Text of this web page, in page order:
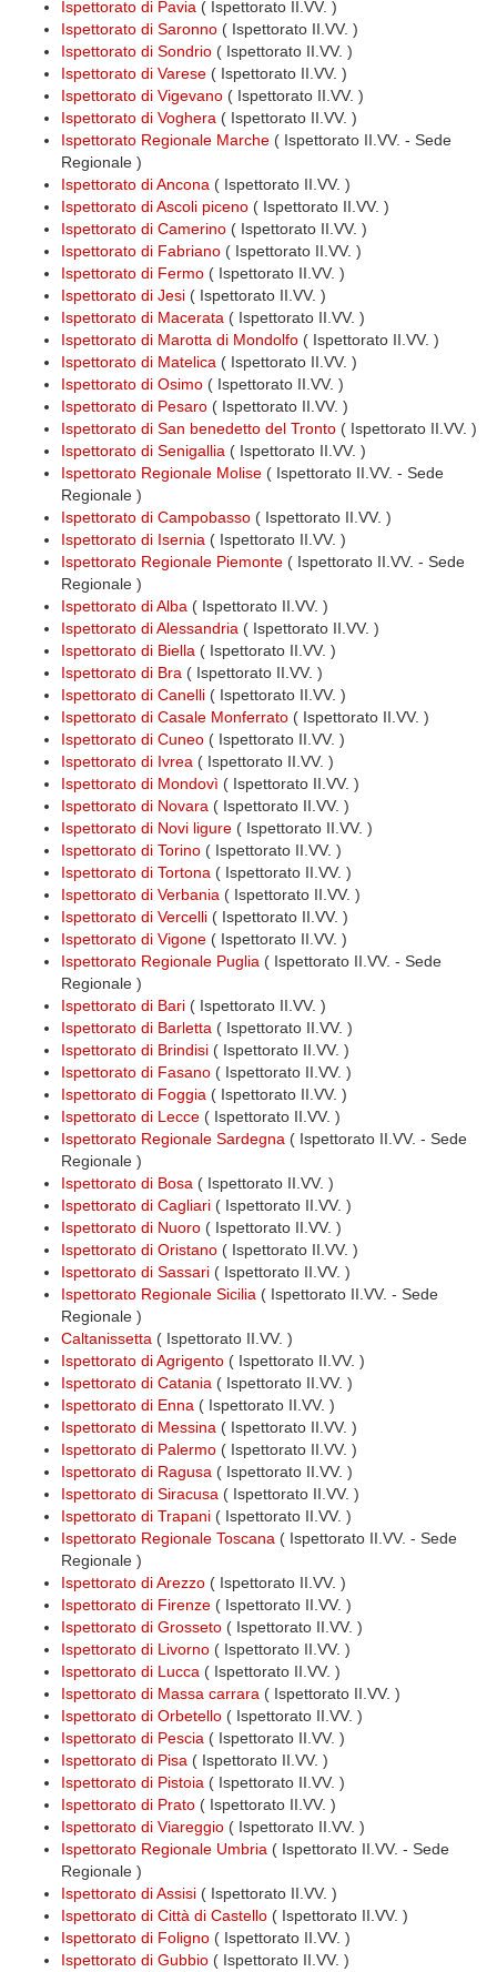
Ispettorato di Pavia ( Ispettorato II.VV. )
Ispettorato di Saronno ( Ispettorato II.VV. )
Ispettorato di Sondrio ( Ispettorato II.VV. )
Ispettorato di Varese ( Ispettorato II.VV. )
Ispettorato di Vigevano ( Ispettorato II.VV. )
Ispettorato di Voghera ( Ispettorato II.VV. )
Ispettorato Regionale Marche ( Ispettorato II.VV. - Sede
Regionale )
Ispettorato di Ancona ( Ispettorato II.VV. )
Ispettorato di Ascoli piceno ( Ispettorato II.VV. )
Ispettorato di Camerino ( Ispettorato II.VV. )
Ispettorato di Fabriano ( Ispettorato II.VV. )
Ispettorato di Fermo ( Ispettorato II.VV. )
Ispettorato di Jesi ( Ispettorato II.VV. )
Ispettorato di Macerata ( Ispettorato II.VV. )
Ispettorato di Marotta di Mondolfo ( Ispettorato II.VV. )
Ispettorato di Matelica ( Ispettorato II.VV. )
Ispettorato di Osimo ( Ispettorato II.VV. )
Ispettorato di Pesaro ( Ispettorato II.VV. )
Ispettorato di San benedetto del Tronto ( Ispettorato II.VV. )
Ispettorato di Senigallia ( Ispettorato II.VV. )
Ispettorato Regionale Molise ( Ispettorato II.VV. - Sede
Regionale )
Ispettorato di Campobasso ( Ispettorato II.VV. )
Ispettorato di Isernia ( Ispettorato II.VV. )
Ispettorato Regionale Piemonte ( Ispettorato II.VV. - Sede
Regionale )
Ispettorato di Alba ( Ispettorato II.VV. )
Ispettorato di Alessandria ( Ispettorato II.VV. )
Ispettorato di Biella ( Ispettorato II.VV. )
Ispettorato di Bra ( Ispettorato II.VV. )
Ispettorato di Canelli ( Ispettorato II.VV. )
Ispettorato di Casale Monferrato ( Ispettorato II.VV. )
Ispettorato di Cuneo ( Ispettorato II.VV. )
Ispettorato di Ivrea ( Ispettorato II.VV. )
Ispettorato di Mondovì ( Ispettorato II.VV. )
Ispettorato di Novara ( Ispettorato II.VV. )
Ispettorato di Novi ligure ( Ispettorato II.VV. )
Ispettorato di Torino ( Ispettorato II.VV. )
Ispettorato di Tortona ( Ispettorato II.VV. )
Ispettorato di Verbania ( Ispettorato II.VV. )
Ispettorato di Vercelli ( Ispettorato II.VV. )
Ispettorato di Vigone ( Ispettorato II.VV. )
Ispettorato Regionale Puglia ( Ispettorato II.VV. - Sede
Regionale )
Ispettorato di Bari ( Ispettorato II.VV. )
Ispettorato di Barletta ( Ispettorato II.VV. )
Ispettorato di Brindisi ( Ispettorato II.VV. )
Ispettorato di Fasano ( Ispettorato II.VV. )
Ispettorato di Foggia ( Ispettorato II.VV. )
Ispettorato di Lecce ( Ispettorato II.VV. )
Ispettorato Regionale Sardegna ( Ispettorato II.VV. - Sede
Regionale )
Ispettorato di Bosa ( Ispettorato II.VV. )
Ispettorato di Cagliari ( Ispettorato II.VV. )
Ispettorato di Nuoro ( Ispettorato II.VV. )
Ispettorato di Oristano ( Ispettorato II.VV. )
Ispettorato di Sassari ( Ispettorato II.VV. )
Ispettorato Regionale Sicilia ( Ispettorato II.VV. - Sede
Regionale )
Caltanissetta ( Ispettorato II.VV. )
Ispettorato di Agrigento ( Ispettorato II.VV. )
Ispettorato di Catania ( Ispettorato II.VV. )
Ispettorato di Enna ( Ispettorato II.VV. )
Ispettorato di Messina ( Ispettorato II.VV. )
Ispettorato di Palermo ( Ispettorato II.VV. )
Ispettorato di Ragusa ( Ispettorato II.VV. )
Ispettorato di Siracusa ( Ispettorato II.VV. )
Ispettorato di Trapani ( Ispettorato II.VV. )
Ispettorato Regionale Toscana ( Ispettorato II.VV. - Sede
Regionale )
Ispettorato di Arezzo ( Ispettorato II.VV. )
Ispettorato di Firenze ( Ispettorato II.VV. )
Ispettorato di Grosseto ( Ispettorato II.VV. )
Ispettorato di Livorno ( Ispettorato II.VV. )
Ispettorato di Lucca ( Ispettorato II.VV. )
Ispettorato di Massa carrara ( Ispettorato II.VV. )
Ispettorato di Orbetello ( Ispettorato II.VV. )
Ispettorato di Pescia ( Ispettorato II.VV. )
Ispettorato di Pisa ( Ispettorato II.VV. )
Ispettorato di Pistoia ( Ispettorato II.VV. )
Ispettorato di Prato ( Ispettorato II.VV. )
Ispettorato di Viareggio ( Ispettorato II.VV. )
Ispettorato Regionale Umbria ( Ispettorato II.VV. - Sede
Regionale )
Ispettorato di Assisi ( Ispettorato II.VV. )
Ispettorato di Città di Castello ( Ispettorato II.VV. )
Ispettorato di Foligno ( Ispettorato II.VV. )
Ispettorato di Gubbio ( Ispettorato II.VV. )